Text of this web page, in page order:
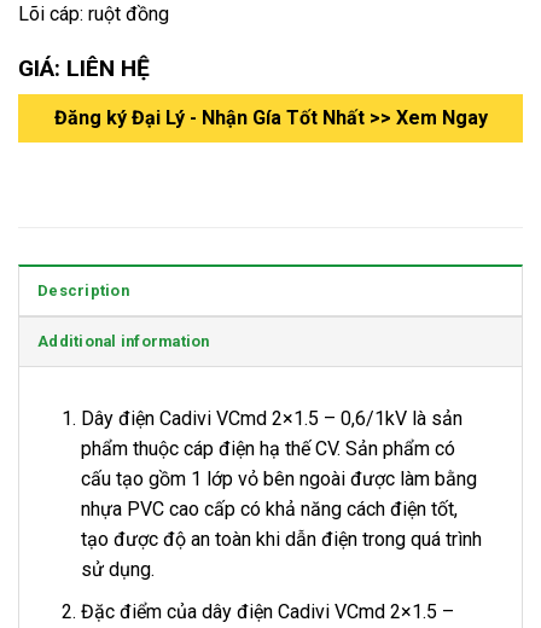
Lõi cáp: ruột đồng
GIÁ: LIÊN HỆ
Đăng ký Đại Lý - Nhận Gía Tốt Nhất >> Xem Ngay
Description
Additional information
Dây điện Cadivi VCmd 2×1.5 – 0,6/1kV là sản
phẩm thuộc cáp điện hạ thế CV. Sản phẩm có
cấu tạo gồm 1 lớp vỏ bên ngoài được làm bằng
nhựa PVC cao cấp có khả năng cách điện tốt,
tạo được độ an toàn khi dẫn điện trong quá trình
sử dụng.
Đặc điểm của dây điện Cadivi VCmd 2×1.5 –